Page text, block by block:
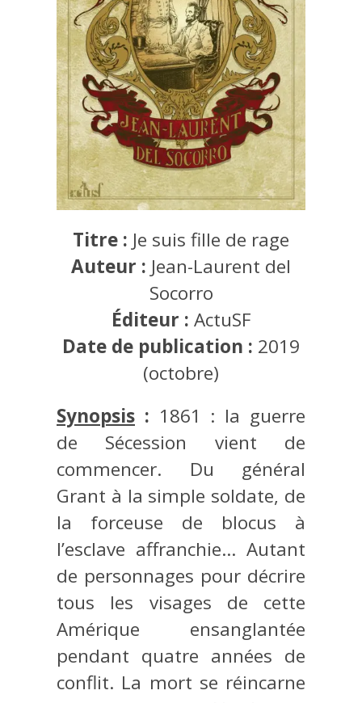
Titre : Je suis fille de rage
Auteur : Jean-Laurent del
Socorro
Éditeur : ActuSF
Date de publication : 2019
(octobre)
Synopsis : 1861 : la guerre
de Sécession vient de
commencer. Du général
Grant à la simple soldate, de
la forceuse de blocus à
l’esclave affranchie… Autant
de personnages pour décrire
tous les visages de cette
Amérique ensanglantée
pendant quatre années de
conflit. La mort se réincarne